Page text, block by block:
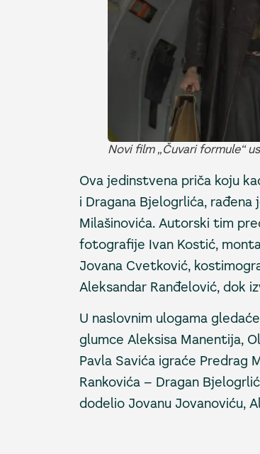
Novi film „Čuvari formule“
Ova jedinstvena priča koju
i Dragana Bjelogrlića, rađena
Milašinovića. Autorski tim
fotografije Ivan Kostić,
Jovana Cvetković,
Aleksandar Ranđelović, dok
U naslovnim ulogama
glumce Aleksisa Manentija,
Pavla Savića igraće Predrag
Rankovića – Dragan
dodelio Jovanu Jovanoviću,